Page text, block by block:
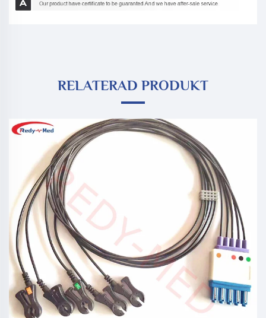
RELATERAD PRODUKT